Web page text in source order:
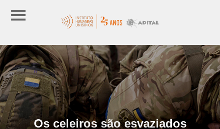
Os celeiros são esvaziados